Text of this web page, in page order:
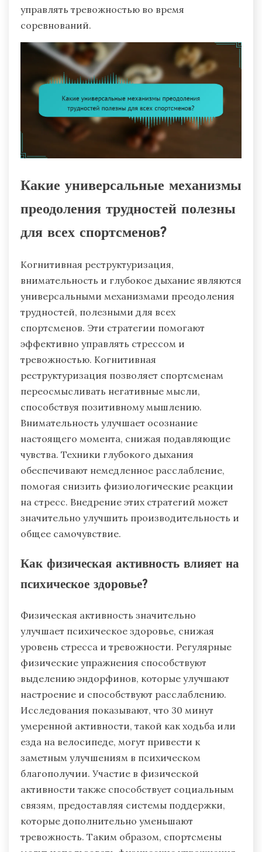
управлять тревожностью во время
соревнований.
Какие универсальные механизмы
преодоления трудностей полезны
для всех спортсменов?
Когнитивная реструктуризация,
внимательность и глубокое дыхание являются
универсальными механизмами преодоления
трудностей, полезными для всех
спортсменов. Эти стратегии помогают
эффективно управлять стрессом и
тревожностью. Когнитивная
реструктуризация позволяет спортсменам
переосмысливать негативные мысли,
способствуя позитивному мышлению.
Внимательность улучшает осознание
настоящего момента, снижая подавляющие
чувства. Техники глубокого дыхания
обеспечивают немедленное расслабление,
помогая снизить физиологические реакции
на стресс. Внедрение этих стратегий может
значительно улучшить производительность и
общее самочувствие.
Как физическая активность влияет на
психическое здоровье?
Физическая активность значительно
улучшает психическое здоровье, снижая
уровень стресса и тревожности. Регулярные
физические упражнения способствуют
выделению эндорфинов, которые улучшают
настроение и способствуют расслаблению.
Исследования показывают, что 30 минут
умеренной активности, такой как ходьба или
езда на велосипеде, могут привести к
заметным улучшениям в психическом
благополучии. Участие в физической
активности также способствует социальным
связям, предоставляя системы поддержки,
которые дополнительно уменьшают
тревожность. Таким образом, спортсмены